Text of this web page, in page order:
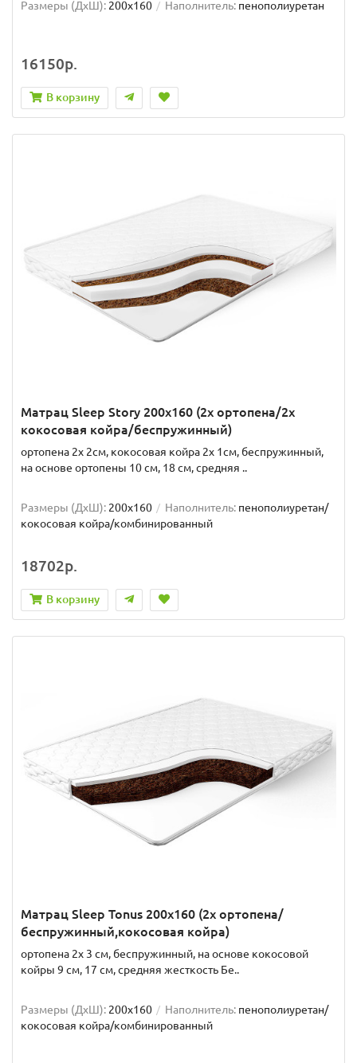
Размеры (ДxШ): 200x160 Наполнитель: пенополиуретан
16150р.
В корзину
Матрац Sleep Story 200x160 (2x ортопена/2x
кокосовая койра/беспружинный)
ортопена 2x 2см, кокосовая койра 2x 1см, беспружинный,
на основе ортопены 10 см, 18 см, средняя ..
Размеры (ДxШ): 200x160 Наполнитель: пенополиуретан/
кокосовая койра/комбинированный
18702р.
В корзину
Матрац Sleep Tonus 200x160 (2x ортопена/
беспружинный,кокосовая койра)
ортопена 2x 3 см, беспружинный, на основе кокосовой
койры 9 см, 17 см, средняя жесткость Бе..
Размеры (ДxШ): 200x160 Наполнитель: пенополиуретан/
кокосовая койра/комбинированный